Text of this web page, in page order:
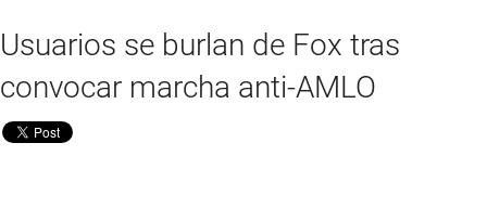
Usuarios se burlan de Fox tras
convocar marcha anti-AMLO